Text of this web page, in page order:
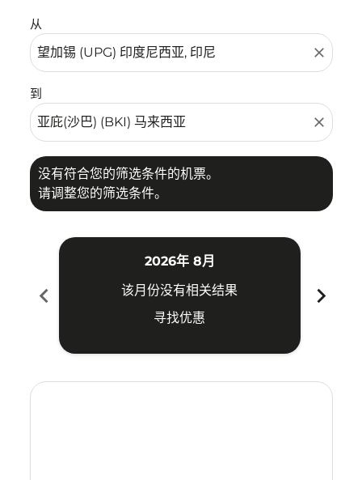
从
close
到
close
没有符合您的筛选条件的机票。
请调整您的筛选条件。
chevron_left
2026年 8月
该月份没有相关结果
寻找优惠
chevron_right